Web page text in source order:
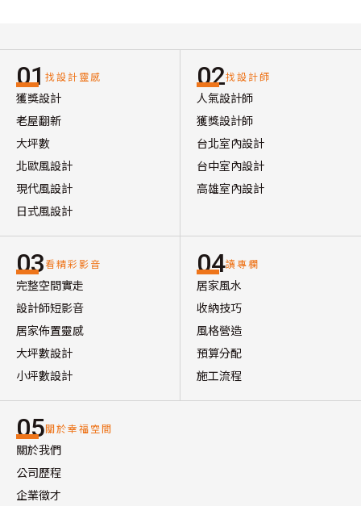
01 找設計靈感
獲獎設計
老屋翻新
大坪數
北歐風設計
現代風設計
日式風設計
02找設計師
人氣設計師
獲獎設計師
台北室內設計
台中室內設計
高雄室內設計
03看精彩影音
完整空間實走
設計師短影音
居家佈置靈感
大坪數設計
小坪數設計
04讀專欄
居家風水
收納技巧
風格營造
預算分配
施工流程
05關於幸福空間
關於我們
公司歷程
企業徵才